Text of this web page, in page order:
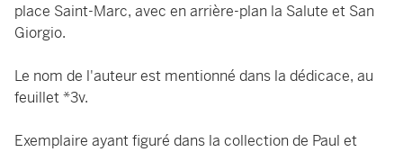
place Saint-Marc, avec en arrière-plan la Salute et San
Giorgio.
Le nom de l'auteur est mentionné dans la dédicace, au
feuillet *3v.
Exemplaire ayant figuré dans la collection de Paul et